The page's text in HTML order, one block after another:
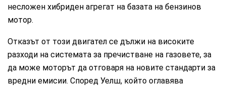
несложен хибриден агрегат на базата на бензинов
мотор.
Отказът от този двигател се дължи на високите
разходи на системата за пречистване на газовете, за
да може моторът да отговаря на новите стандарти за
вредни емисии. Според Уелш, който оглавява